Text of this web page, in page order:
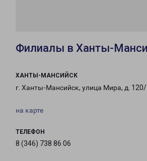
Филиалы в Ханты-
ХАНТЫ-МАНСИЙСК
г. Ханты-Мансийск, улица Мира, д.
на карте
ТЕЛЕФОН
8 (346) 738 86 06